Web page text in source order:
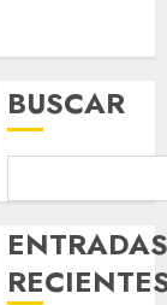
BUSCAR